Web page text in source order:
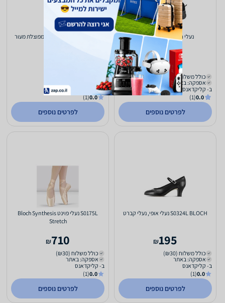
‏נעלי ריקוד Bloch S0538L
480
₪
כולל משלוח (₪30)
אספקה: באתר
ב- קליקדאנס
0.0
(1)
לפרטים נוספים
ב- קליקדאנס
0.0
(1)
לפרטים נוספים
S0324L BLOCH נעלי אופי, נעלי קברט
195
₪
כולל משלוח (₪30)
אספקה: באתר
ב- קליקדאנס
0.0
(1)
לפרטים נוספים
S0175L נעלי פוינט Bloch Synthesis
Stretch
710
₪
כולל משלוח (₪30)
אספקה: באתר
ב- קליקדאנס
0.0
(1)
לפרטים נוספים